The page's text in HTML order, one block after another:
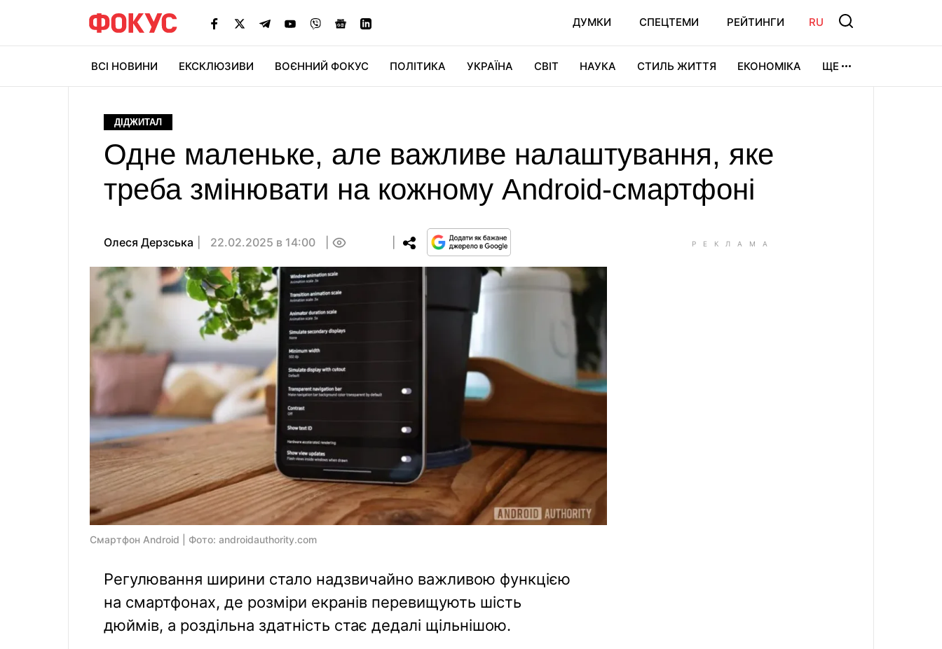
ДУМКИ СПЕЦТЕМИ РЕЙТИНГИ RU
ВСІ НОВИНИ ЕКСКЛЮЗИВИ ВОЄННИЙ ФОКУС ПОЛІТИКА УКРАЇНА СВІТ НАУКА СТИЛЬ ЖИТТЯ ЕКОНОМІКА ЩЕ
ДІДЖИТАЛ
Одне маленьке, але важливе налаштування, яке
треба змінювати на кожному Android-смартфоні
Олеся Дерзська 22.02.2025 в 14:00
Смартфон Android | Фото: androidauthority.com
Регулювання ширини стало надзвичайно важливою функцією
на смартфонах, де розміри екранів перевищують шість
дюймів, а роздільна здатність стає дедалі щільнішою.